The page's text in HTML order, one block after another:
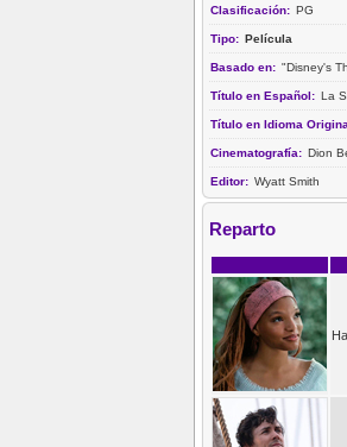
Clasificación: PG
Tipo: Película
Basado en: "Disney's
Título en Español: La
Título en Idioma
Cinematografía: Dion
Editor: Wyatt Smith
Reparto